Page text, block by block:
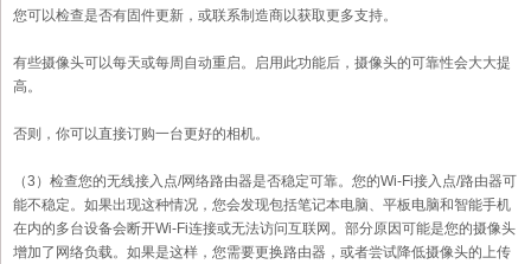
您可以检查是否有固件更新，或联系制造商以获取更多支持。
有些摄像头可以每天或每周自动重启。启用此功能后，摄像头的可靠性会大大提
高。
否则，你可以直接订购一台更好的相机。
（3）检查您的无线接入点/网络路由器是否稳定可靠。您的Wi-Fi接入点/路由器可
能不稳定。如果出现这种情况，您会发现包括笔记本电脑、平板电脑和智能手机
在内的多台设备会断开Wi-Fi连接或无法访问互联网。部分原因可能是您的摄像头
增加了网络负载。如果是这样，您需要更换路由器，或者尝试降低摄像头的上传